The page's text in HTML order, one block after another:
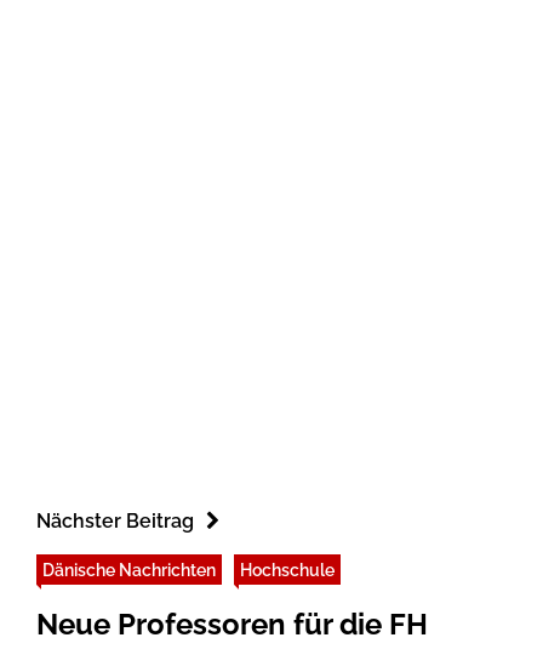
Nächster Beitrag
Dänische Nachrichten Hochschule
Neue Professoren für die FH